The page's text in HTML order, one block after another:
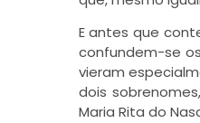
E antes que
confundem-se
vieram
dois
Maria Rita do